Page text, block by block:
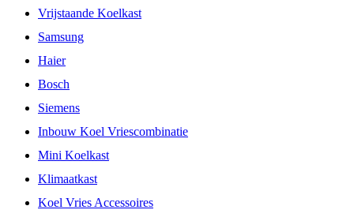
Vrijstaande Koelkast
Samsung
Haier
Bosch
Siemens
Inbouw Koel Vriescombinatie
Mini Koelkast
Klimaatkast
Koel Vries Accessoires